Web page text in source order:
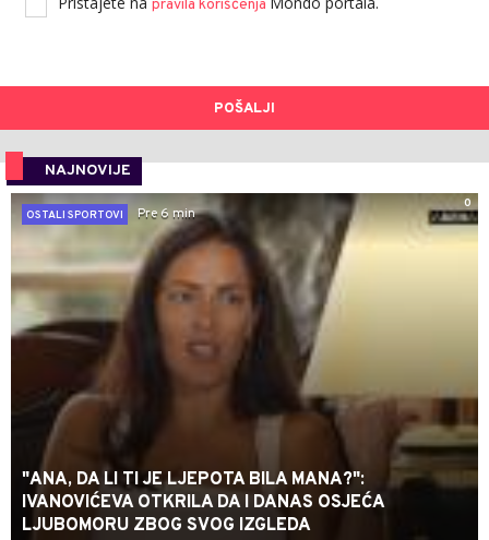
pravila korišćenja
POŠALJI
NAJNOVIJE
0
OSTALI SPORTOVI
Pre 6 min
"ANA, DA LI TI JE LJEPOTA BILA MANA?":
IVANOVIĆEVA OTKRILA DA I DANAS OSJEĆA
LJUBOMORU ZBOG SVOG IZGLEDA